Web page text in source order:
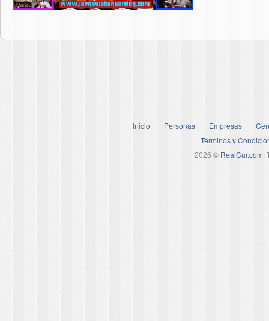
Inicio Personas Empresas
Términos y
2026 © RealCur.com.